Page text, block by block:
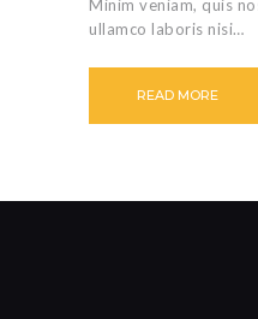
Minim veniam, quis
ullamco laboris nisi…
READ MORE